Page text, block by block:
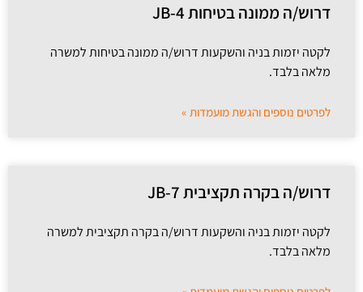
דרוש/ה ממונה בטיחות JB-4
לקטה יזמות בניה והשקעות דרוש/ה ממונה בטיחות למשרה
מלאה בלבד.
לפרטים נוספים והגשת מועמדות »
דרוש/ה בקרה תקציבית JB-7
לקטה יזמות בניה והשקעות דרוש/ה בקרה תקציבית למשרה
מלאה בלבד.